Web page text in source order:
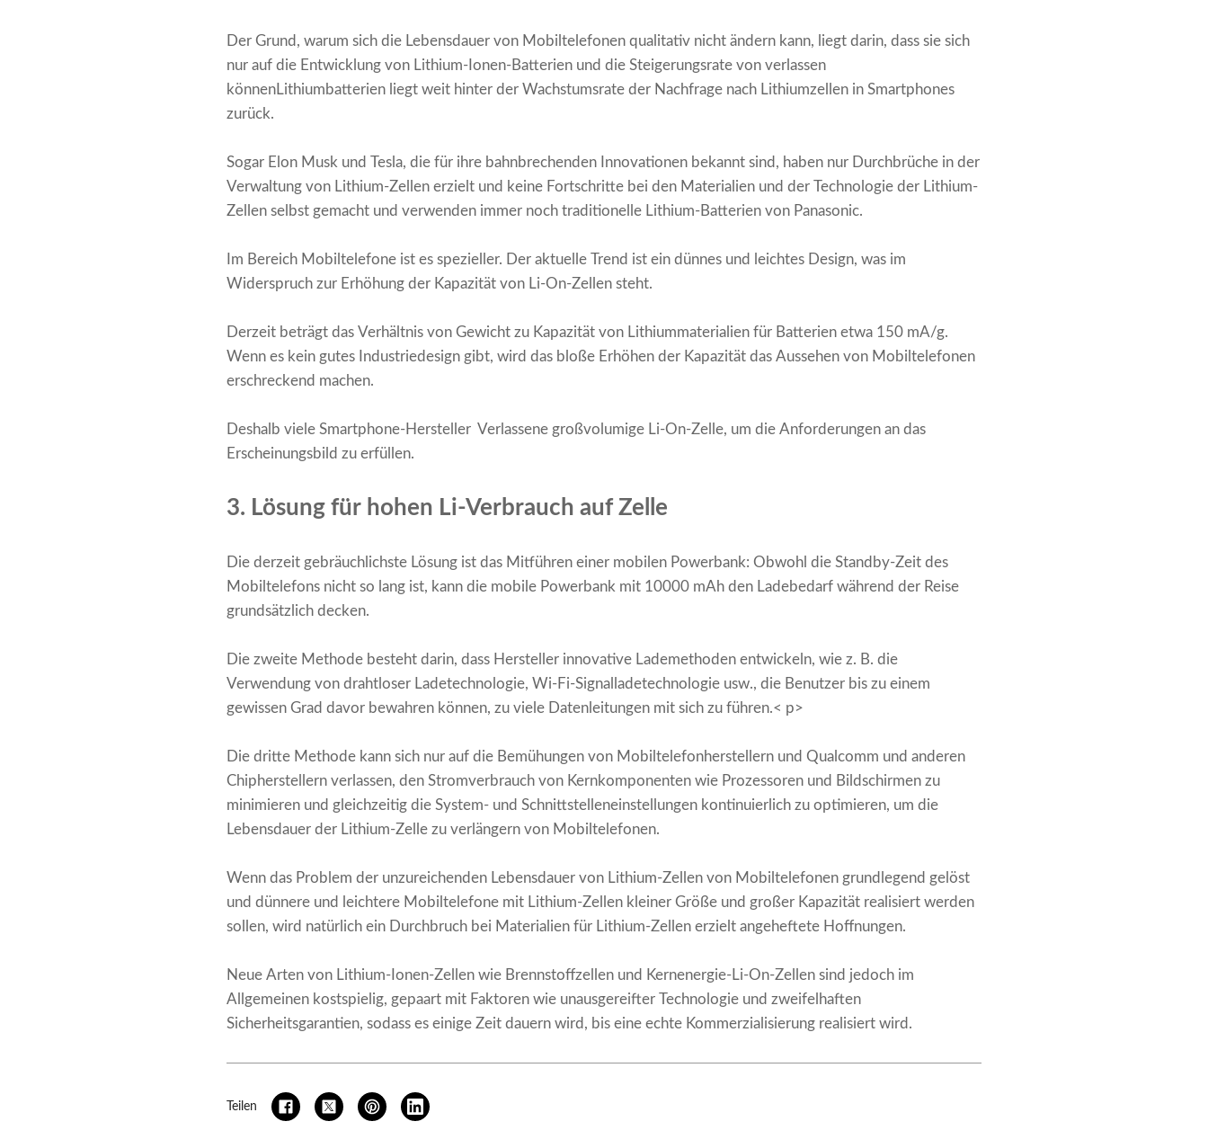
Der Grund, warum sich die Lebensdauer von Mobiltelefonen qualitativ nicht ändern kann, liegt darin, dass sie sich
nur auf die Entwicklung von Lithium-Ionen-Batterien und die Steigerungsrate von verlassen
könnenLithiumbatterien liegt weit hinter der Wachstumsrate der Nachfrage nach Lithiumzellen in Smartphones
zurück.
Sogar Elon Musk und Tesla, die für ihre bahnbrechenden Innovationen bekannt sind, haben nur Durchbrüche in der
Verwaltung von Lithium-Zellen erzielt und keine Fortschritte bei den Materialien und der Technologie der Lithium-
Zellen selbst gemacht und verwenden immer noch traditionelle Lithium-Batterien von Panasonic.
Im Bereich Mobiltelefone ist es spezieller. Der aktuelle Trend ist ein dünnes und leichtes Design, was im
Widerspruch zur Erhöhung der Kapazität von Li-On-Zellen steht.
Derzeit beträgt das Verhältnis von Gewicht zu Kapazität von Lithiummaterialien für Batterien etwa 150 mA/g.
Wenn es kein gutes Industriedesign gibt, wird das bloße Erhöhen der Kapazität das Aussehen von Mobiltelefonen
erschreckend machen.
Deshalb viele Smartphone-Hersteller Verlassene großvolumige Li-On-Zelle, um die Anforderungen an das
Erscheinungsbild zu erfüllen.
3. Lösung für hohen Li-Verbrauch auf Zelle
Die derzeit gebräuchlichste Lösung ist das Mitführen einer mobilen Powerbank: Obwohl die Standby-Zeit des
Mobiltelefons nicht so lang ist, kann die mobile Powerbank mit 10000 mAh den Ladebedarf während der Reise
grundsätzlich decken.
Die zweite Methode besteht darin, dass Hersteller innovative Lademethoden entwickeln, wie z. B. die
Verwendung von drahtloser Ladetechnologie, Wi-Fi-Signalladetechnologie usw., die Benutzer bis zu einem
gewissen Grad davor bewahren können, zu viele Datenleitungen mit sich zu führen.< p>
Die dritte Methode kann sich nur auf die Bemühungen von Mobiltelefonherstellern und Qualcomm und anderen
Chipherstellern verlassen, den Stromverbrauch von Kernkomponenten wie Prozessoren und Bildschirmen zu
minimieren und gleichzeitig die System- und Schnittstelleneinstellungen kontinuierlich zu optimieren, um die
Lebensdauer der Lithium-Zelle zu verlängern von Mobiltelefonen.
Wenn das Problem der unzureichenden Lebensdauer von Lithium-Zellen von Mobiltelefonen grundlegend gelöst
und dünnere und leichtere Mobiltelefone mit Lithium-Zellen kleiner Größe und großer Kapazität realisiert werden
sollen, wird natürlich ein Durchbruch bei Materialien für Lithium-Zellen erzielt angeheftete Hoffnungen.
Neue Arten von Lithium-Ionen-Zellen wie Brennstoffzellen und Kernenergie-Li-On-Zellen sind jedoch im
Allgemeinen kostspielig, gepaart mit Faktoren wie unausgereifter Technologie und zweifelhaften
Sicherheitsgarantien, sodass es einige Zeit dauern wird, bis eine echte Kommerzialisierung realisiert wird.
Teilen